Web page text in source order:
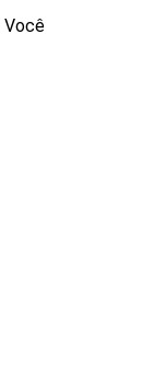
Você